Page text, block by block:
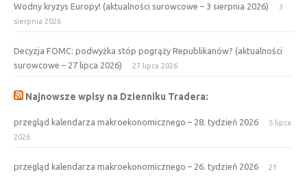
Wodny kryzys Europy! (aktualności surowcowe – 3 sierpnia 2026)
3
sierpnia 2026
Decyzja FOMC: podwyżka stóp pogrąży Republikanów? (aktualności
surowcowe – 27 lipca 2026)
27 lipca 2026
Najnowsze wpisy na Dzienniku Tradera:
przegląd kalendarza makroekonomicznego – 28. tydzień 2026
5 lipca
2026
przegląd kalendarza makroekonomicznego – 26. tydzień 2026
21